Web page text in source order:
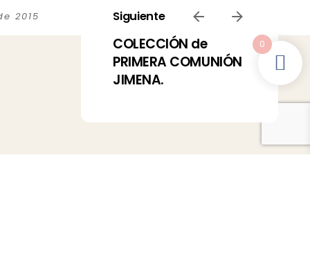
Siguiente
COLECCIÓN de
PRIMERA COMUNIÓN
JIMENA.
2015
0